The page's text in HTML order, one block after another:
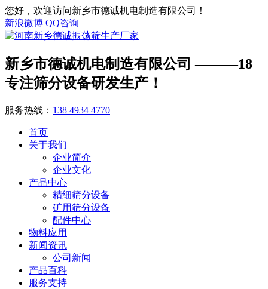
您好，欢迎访问新乡市德诚机电制造有限公司！
新浪微博 QQ咨询
新乡市德诚机电制造有限公司 ———18
专注筛分设备研发生产！
服务热线： 138 4934 4770
首页
关于我们
企业简介
企业文化
产品中心
精细筛分设备
矿用筛分设备
配件中心
物料应用
新闻资讯
公司新闻
产品百科
服务支持